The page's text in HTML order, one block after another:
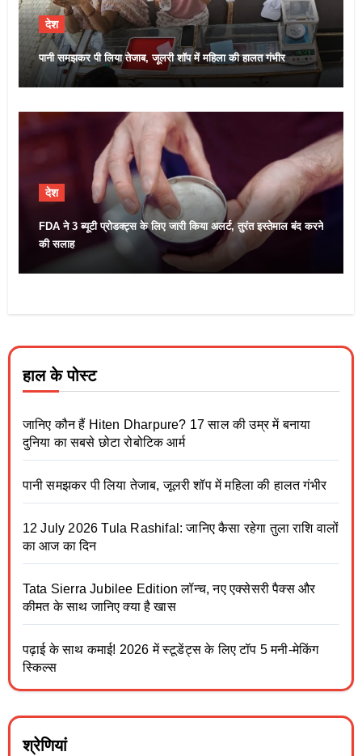
देश
पानी समझकर पी लिया तेजाब, जूलरी शॉप में महिला की हालत गंभीर
देश
FDA ने 3 ब्यूटी प्रोडक्ट्स के लिए जारी किया अलर्ट, तुरंत इस्तेमाल बंद करने
की सलाह
हाल के पोस्ट
जानिए कौन हैं Hiten Dharpure? 17 साल की उम्र में बनाया
दुनिया का सबसे छोटा रोबोटिक आर्म
पानी समझकर पी लिया तेजाब, जूलरी शॉप में महिला की हालत गंभीर
12 July 2026 Tula Rashifal: जानिए कैसा रहेगा तुला राशि वालों
का आज का दिन
Tata Sierra Jubilee Edition लॉन्च, नए एक्सेसरी पैक्स और
कीमत के साथ जानिए क्या है खास
पढ़ाई के साथ कमाई! 2026 में स्टूडेंट्स के लिए टॉप 5 मनी-मेकिंग
स्किल्स
श्रेणियां